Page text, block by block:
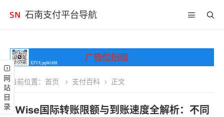
石南支付平台导航
网站目录 当前位置： 首页 支付百科 正文
Wise国际转账限额与到账速度全解析：不同